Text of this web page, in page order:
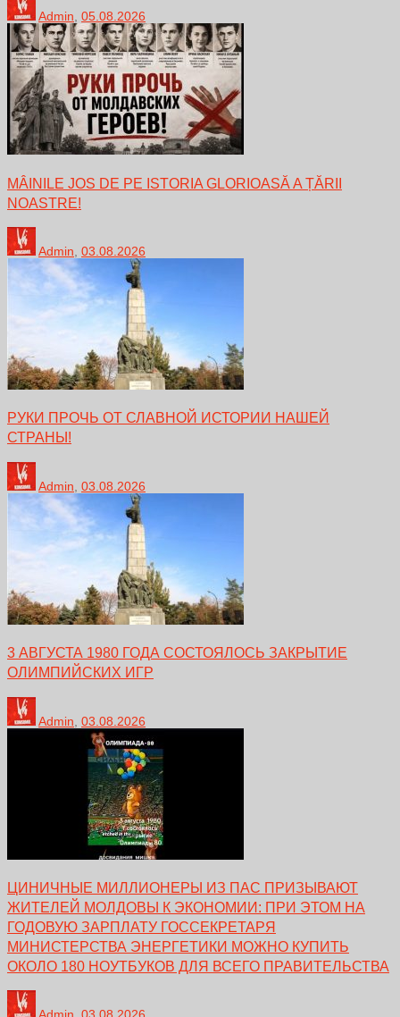
Admin, 05.08.2026
MÂINILE JOS DE PE ISTORIA GLORIOASĂ A ȚĂRII
NOASTRE!
Admin 03.08.2026
РУКИ ПРОЧЬ ОТ СЛАВНОЙ ИСТОРИИ НАШЕЙ
СТРАНЫ!
Admin 03.08.2026
3 АВГУСТА 1980 ГОДА СОСТОЯЛОСЬ ЗАКРЫТИЕ
ОЛИМПИЙСКИХ ИГР
Admin 03.08.2026
ЦИНИЧНЫЕ МИЛЛИОНЕРЫ ИЗ ПАС ПРИЗЫВАЮТ
ЖИТЕЛЕЙ МОЛДОВЫ К ЭКОНОМИИ: ПРИ ЭТОМ НА
ГОДОВУЮ ЗАРПЛАТУ ГОССЕКРЕТАРЯ
МИНИСТЕРСТВА ЭНЕРГЕТИКИ МОЖНО КУПИТЬ
ОКОЛО 180 НОУТБУКОВ ДЛЯ ВСЕГО ПРАВИТЕЛЬСТВА